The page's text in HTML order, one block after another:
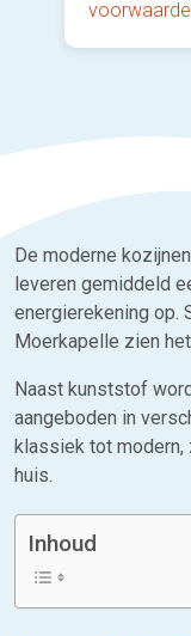
De moderne
leveren gemiddeld
energierekening op.
Moerkapelle zien
Naast kunststof
aangeboden in
klassiek tot modern,
huis.
Inhoud